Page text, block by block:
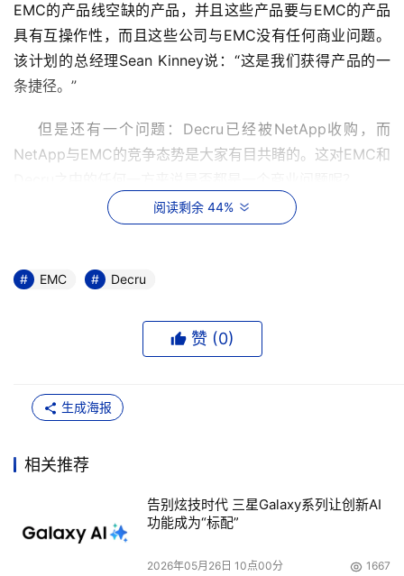
EMC的产品线空缺的产品，并且这些产品要与EMC的产品
具有互操作性，而且这些公司与EMC没有任何商业问题。
该计划的总经理Sean Kinney说：“这是我们获得产品的一
条捷径。”
但是还有一个问题：Decru已经被NetApp收购，而
NetApp与EMC的竞争态势是大家有目共睹的。这对EMC和
Kinney：“并不是这样的。如果我们的用户需要某种解决
案呢？”
细究其原因，EMC Select并不是高高在上唯我独尊，而
且NetAPP对Decru的产品与客户都持一种“不干涉”( hand
NetApp的首席执行官Dan Warmenhoven在针对收购
此之后，NeoScale入选为EMC Select可以帮助他们取得一
存储安全应用市场还很小，只有几个厂商而已，除了
阅读剩余 44%
EMC Decru
赞 (0)
生成海报
相关推荐
告别炫技时代 三星Galaxy系列让创新AI
功能成为“标配”
2026年05月26日 10点00分 1667